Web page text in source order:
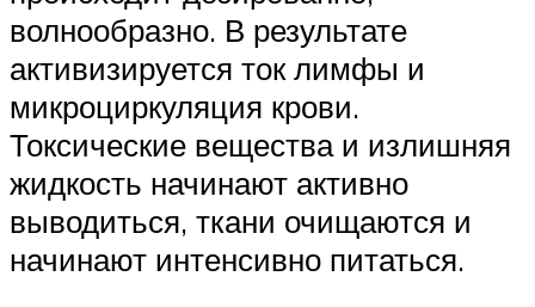
волнообразно. В результате
активизируется ток лимфы и
микроциркуляция крови.
Токсические вещества и излишняя
жидкость начинают активно
выводиться, ткани очищаются и
начинают интенсивно питаться.